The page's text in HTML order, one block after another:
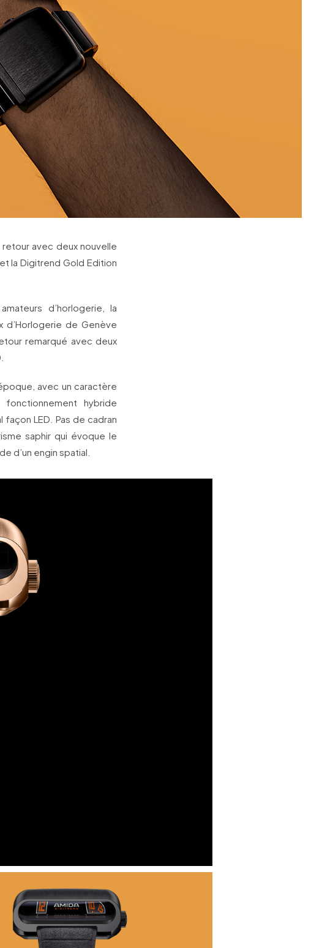
avec deux nouvelle
la Digitrend Gold Edition
d’horlogerie, la
d’Horlogerie de Genève
remarqué avec deux
avec un caractère
hybride
LED. Pas de cadran
saphir qui évoque le
d’un engin spatial.